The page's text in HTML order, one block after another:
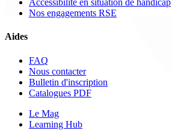
Accessibilité en situation de handicap
Nos engagements RSE
Aides
FAQ
Nous contacter
Bulletin d'inscription
Catalogues PDF
Le Mag
Learning Hub